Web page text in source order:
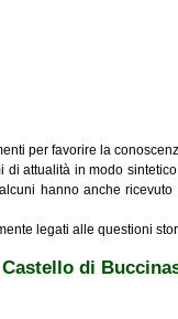
per favorire la
di attualità in modo
hanno anche
legati alle questioni
di